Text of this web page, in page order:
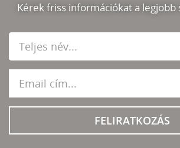
Kérek friss információkat a legjobb
FELIRATKOZÁS